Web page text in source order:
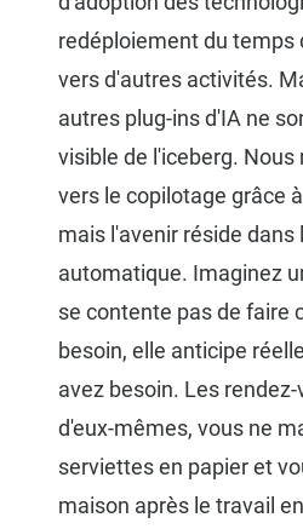
redéploiement du temps
vers d'autres activités.
autres plug-ins d'IA ne
visible de l'iceberg. Nous
vers le copilotage grâce
mais l'avenir réside dans
automatique. Imaginez
se contente pas de faire
besoin, elle anticipe
avez besoin. Les
d'eux-mêmes, vous ne
serviettes en papier et
maison après le travail